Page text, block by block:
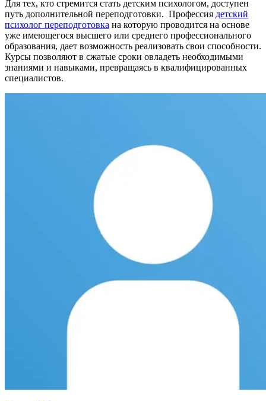
Для тех, кто стремится стать детским психологом, доступен
путь дополнительной переподготовки. Профессия детский
психолог переподготовка на которую проводится на основе
уже имеющегося высшего или среднего профессионального
образования, дает возможность реализовать свои способности.
Курсы позволяют в сжатые сроки овладеть необходимыми
знаниями и навыками, превращаясь в квалифицированных
специалистов.